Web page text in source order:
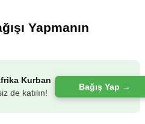
Yapmanın
Kurban
de katılın!
Bağış Yap →